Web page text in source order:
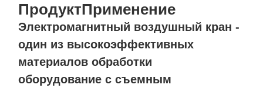
Страница
ПродуктПрименение
Электромагнитный воздушный кран -
один из высокоэффективных
материалов обработки
оборудование с съемным